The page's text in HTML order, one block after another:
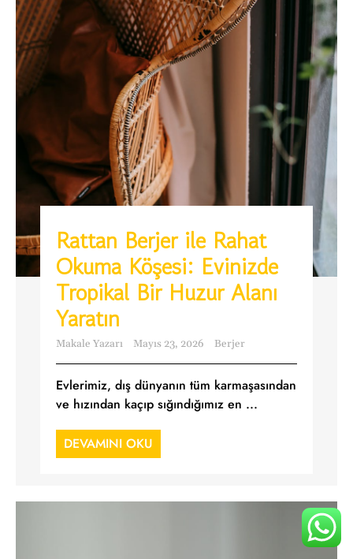
Rattan Berjer ile Rahat
Okuma Köşesi: Evinizde
Tropikal Bir Huzur Alanı
Yaratın
Makale Yazarı Mayıs 23, 2026 Berjer
Evlerimiz, dış dünyanın tüm karmaşasından
ve hızından kaçıp sığındığımız en ...
DEVAMINI OKU